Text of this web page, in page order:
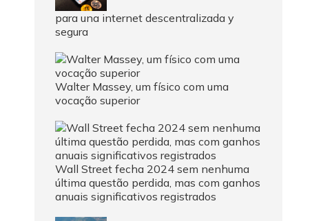
para una internet descentralizada y
segura
Walter Massey, um físico com uma
vocação superior
Wall Street fecha 2024 sem nenhuma
última questão perdida, mas com ganhos
anuais significativos registrados